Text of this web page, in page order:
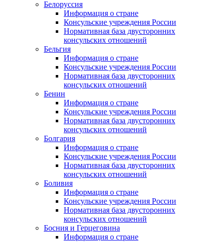
Белоруссия
Информация о стране
Консульские учреждения России
Нормативная база двусторонних
консульских отношений
Бельгия
Информация о стране
Консульские учреждения России
Нормативная база двусторонних
консульских отношений
Бенин
Информация о стране
Консульские учреждения России
Нормативная база двусторонних
консульских отношений
Болгария
Информация о стране
Консульские учреждения России
Нормативная база двусторонних
консульских отношений
Боливия
Информация о стране
Консульские учреждения России
Нормативная база двусторонних
консульских отношений
Босния и Герцеговина
Информация о стране